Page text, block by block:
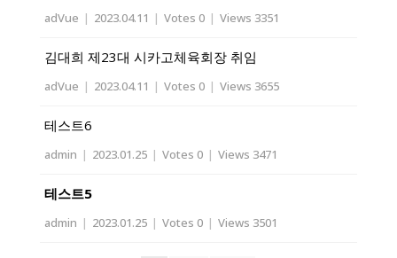
adVue | 2023.04.11 | Votes 0 | Views 3351
김대희 제23대 시카고체육회장 취임
adVue | 2023.04.11 | Votes 0 | Views 3655
테스트6
admin | 2023.01.25 | Votes 0 | Views 3471
테스트5
admin | 2023.01.25 | Votes 0 | Views 3501